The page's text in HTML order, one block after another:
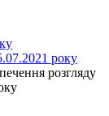
року
розгляду